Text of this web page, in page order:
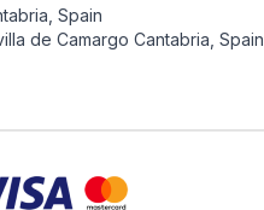
Spain
de Camargo Cantabria, Spain